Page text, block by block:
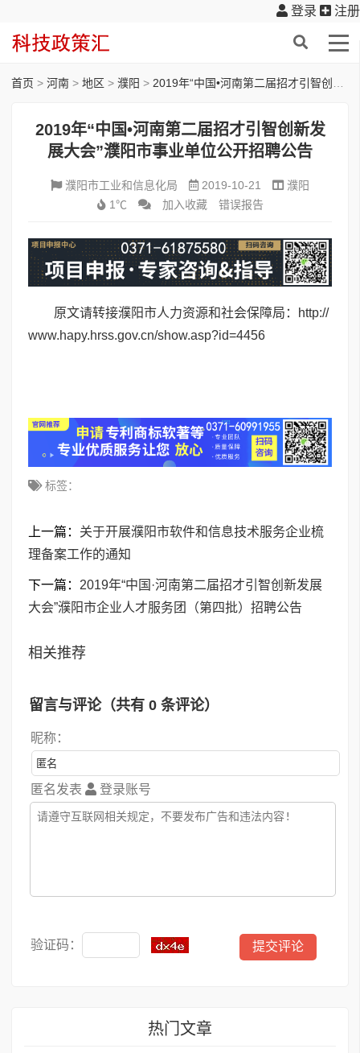
登录 注册
首页 > 河南 > 地区 > 濮阳 > 2019年“中国•河南第二届招才引智创新发展大会”濮阳市事业单位公开招聘公告
2019年“中国•河南第二届招才引智创新发
展大会”濮阳市事业单位公开招聘公告
濮阳市工业和信息化局 2019-10-21
濮阳
1℃
加入收藏 错误报告
原文请转接濮阳市人力资源和社会保障局：
http://
www.hapy.hrss.gov.cn/show.asp?id=4456
标签：
上一篇： 关于开展濮阳市软件和信息技术服务企业梳
理备案工作的通知
下一篇： 2019年“中国·河南第二届招才引智创新发展
大会”濮阳市企业人才服务团（第四批）招聘公告
相关推荐
留言与评论（共有 0 条评论）
昵称：
匿名发表 登录账号
验证码：
热门文章